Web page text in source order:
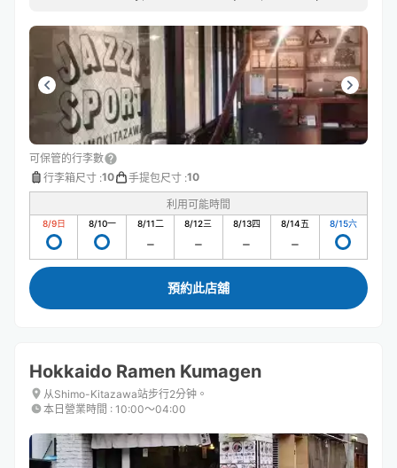
可保管的行李數
行李箱尺寸 :10 手提包尺寸 :10
利用可能時間
8/9日 8/10一 8/11二 8/12三 8/13四 8/14五 8/15六
預約此店舖
Hokkaido Ramen Kumagen
从Shimo-Kitazawa站步行2分钟。
本日營業時間 : 10:00〜04:00